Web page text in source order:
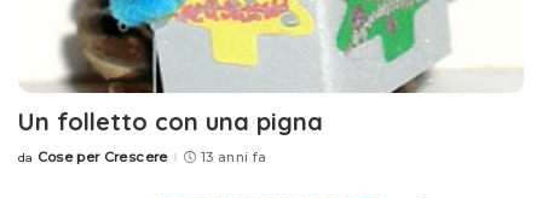
Un folletto con una pigna
Posted
da Cose per Crescere 13 anni fa